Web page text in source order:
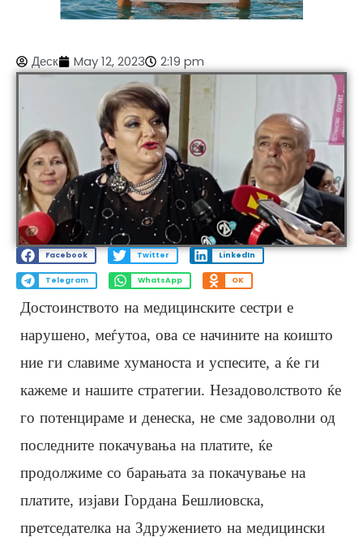
Деск May 12, 2023 2:19 pm
Facebook Twitter LinkedIn
Telegram WhatsApp OK
Достоинството на медицинските сестри е
нарушено, меѓутоа, ова се начините на коишто
ние ги славиме хуманоста и успесите, а ќе ги
кажеме и нашите стратегии. Незадоволството ќе
го потенцираме и денеска, не сме задоволни од
последните покачувања на платите, ќе
продолжиме со барањата за покачување на
платите, изјави Гордана Бешлиовска,
претседателка на Здружението на медицински